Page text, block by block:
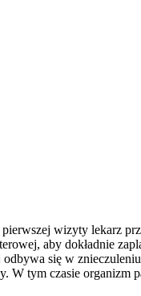
wizyty lekarz
aby dokładnie
się w
tym czasie organizm